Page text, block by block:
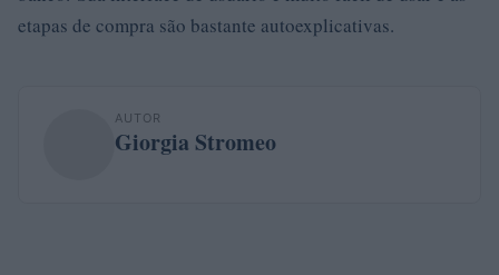
etapas de compra são bastante autoexplicativas.
AUTOR
Giorgia Stromeo